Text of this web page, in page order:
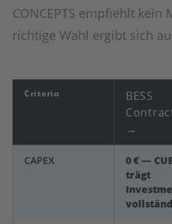
CONCEPTS empfiehlt kein
richtige Wahl ergibt sich
Criterio
BESS
→
CAPEX
0 € —
trägt